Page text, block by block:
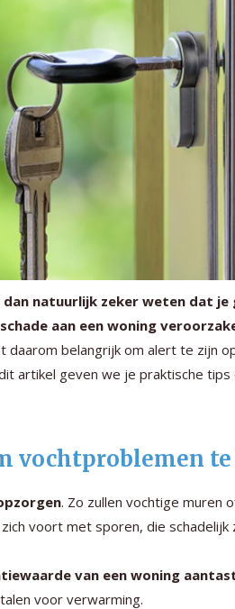
dan natuurlijk zeker weten dat
aan een woning
daarom belangrijk om alert te zijn
artikel geven we je praktische
vochtproblemen
. Zo zullen vochtige muren
voort met sporen, die
van een woning
voor verwarming.